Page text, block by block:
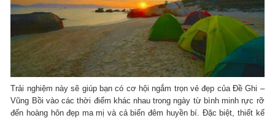
Trải nghiệm này sẽ giúp bạn có cơ hội ngắm trọn vẻ đẹp của Đề Ghi –
Vũng Bồi vào các thời điểm khác nhau trong ngày từ bình minh rực rỡ
đến hoàng hôn đẹp ma mị và cả biển đêm huyền bí. Đặc biệt, thiết kế